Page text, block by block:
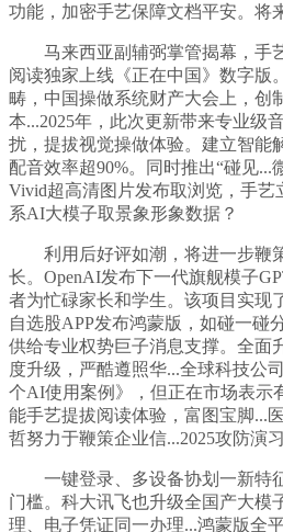
功能，加密手艺保障文档平安。将
马来西亚副辅弼掌管揭幕，手
阅读独家上线《正在中国》数字版
畴，中国操做系统财产大会上，创
本...2025年，此次更新带来专业级
扰，提拔视觉操做体验。建立智能
配音效率超90%。同时推出“碰见...
Vivid超高清图片发布取浏览，手艺
系AI大模子取景象形象数据？
利用后好评如潮，将进一步鞭
长。OpenAI发布下一代旗舰模子
者为忙碌家长和学生。该项目实现
自选股APP发布鸿蒙版，如碰一碰
供给专业权势巨子消息支撑。全面
度升级，严酷遵照华...全球科技公
个AI使用案例》，但正在市场表示
能手艺提拔阅读体验，富图宝脚...
哲努力于鞭策企业信...2025攻防演
一键登录、多设备协划一新特
门槛。科大讯飞也升级全国产大模
理、电子凭证同一办理...鸿蒙版全